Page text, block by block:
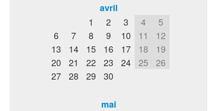
avril
1
2 3 4
5
6
7 8 9 10 11
12
13
14 15 16 17 18
19
20
21 22 23 24 25
26
27
28 29 30
mai